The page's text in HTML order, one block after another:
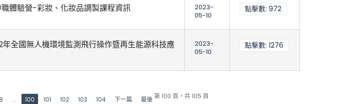
體驗營-彩妝、化妝品調製課程資訊
2023-
05-10
點擊數: 972
年全國無人機環境監測飛行操作暨再生能源科技應
2023-
05-10
點擊數: 1276
第 100 頁，共 105 頁
... 100 101 102 103 104 下一篇 最後